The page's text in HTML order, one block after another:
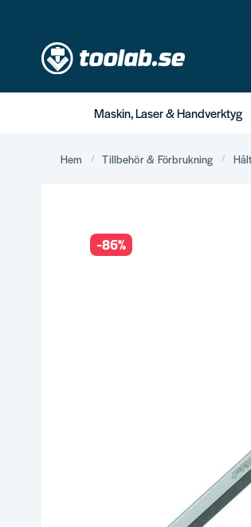
Maskin, Laser & Handverktyg
Hem Tillbehör & Förbrukning
-86%